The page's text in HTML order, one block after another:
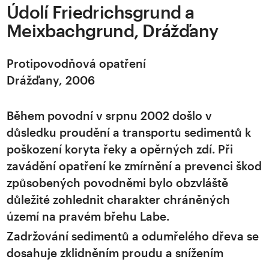
Údolí Friedrichsgrund a
Meixbachgrund, Drážďany
Protipovodňová opatření
Drážďany, 2006
Během povodní v srpnu 2002 došlo v
důsledku proudění a transportu sedimentů k
poškození koryta řeky a opěrných zdí. Při
zavádění opatření ke zmírnění a prevenci škod
způsobených povodněmi bylo obzvláště
důležité zohlednit charakter chráněných
území na pravém břehu Labe.
Zadržování sedimentů a odumřelého dřeva se
dosahuje zklidněním proudu a snížením